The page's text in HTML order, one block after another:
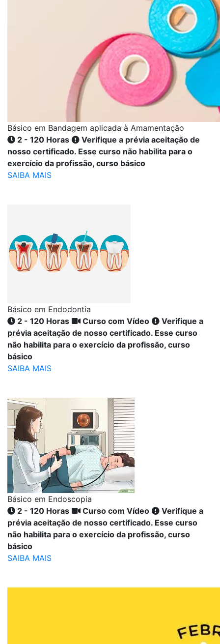
Básico em Bandagem aplicada à Amamentação
2 - 120 Horas
Verifique a prévia aceitação de
nosso certificado. Esse curso não habilita para o
exercício da profissão, curso básico
SAIBA MAIS
Básico em Endodontia
2 - 120 Horas
Curso com Vídeo
Verifique a
prévia aceitação de nosso certificado. Esse curso
não habilita para o exercício da profissão, curso
básico
SAIBA MAIS
Básico em Endoscopia
2 - 120 Horas
Curso com Vídeo
Verifique a
prévia aceitação de nosso certificado. Esse curso
não habilita para o exercício da profissão, curso
básico
SAIBA MAIS